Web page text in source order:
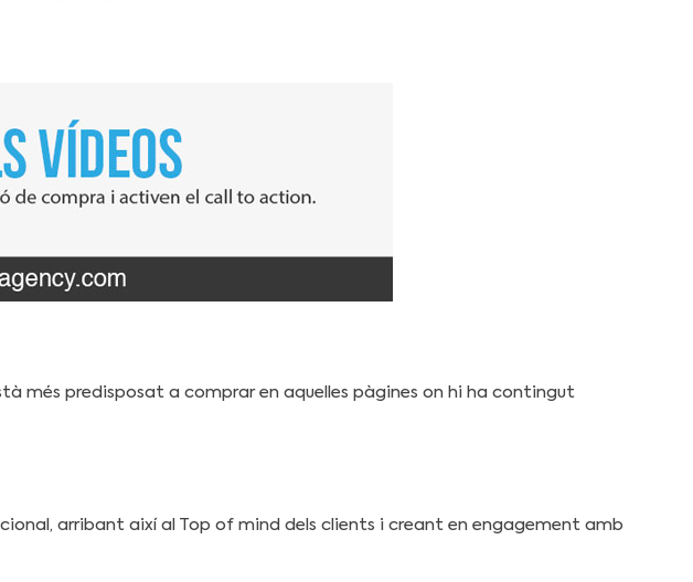
més predisposat a comprar en aquelles pàgines on hi ha contingut
arribant així al Top of mind dels clients i creant en engagement amb